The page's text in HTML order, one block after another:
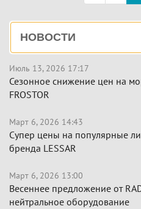
Боковая
панель
НОВОСТИ
Июль 13, 2026 17:17
Сезонное снижение цен на
FROSTOR
Март 6, 2026 14:43
Супер цены на популярные
бренда LESSAR
Март 6, 2026 13:00
Весеннее предложение от
нейтральное оборудование